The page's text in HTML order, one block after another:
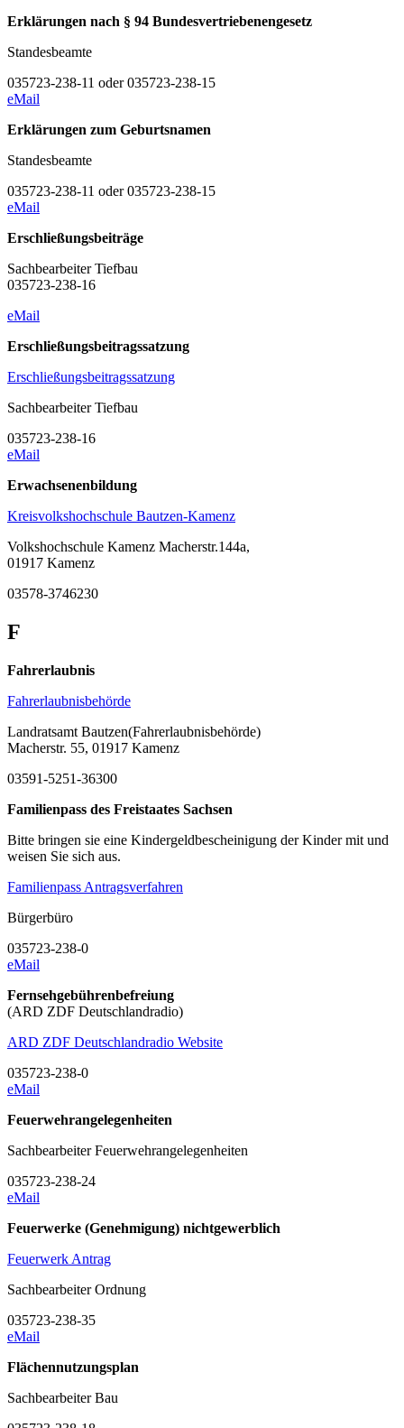
Erklärungen nach § 94 Bundesvertriebenengesetz
Standesbeamte
035723-238-11 oder 035723-238-15
eMail
Erklärungen zum Geburtsnamen
Standesbeamte
035723-238-11 oder 035723-238-15
eMail
Erschließungsbeiträge
Sachbearbeiter Tiefbau
035723-238-16
eMail
Erschließungsbeitragssatzung
Erschließungsbeitragssatzung
Sachbearbeiter Tiefbau
035723-238-16
eMail
Erwachsenenbildung
Kreisvolkshochschule Bautzen-Kamenz
Volkshochschule Kamenz Macherstr.144a,
01917 Kamenz
03578-3746230
F
Fahrerlaubnis
Fahrerlaubnisbehörde
Landratsamt Bautzen(Fahrerlaubnisbehörde)
Macherstr. 55, 01917 Kamenz
03591-5251-36300
Familienpass des Freistaates Sachsen
Bitte bringen sie eine Kindergeldbescheinigung der Kinder mit und
weisen Sie sich aus.
Familienpass Antragsverfahren
Bürgerbüro
035723-238-0
eMail
Fernsehgebührenbefreiung
(ARD ZDF Deutschlandradio)
ARD ZDF Deutschlandradio Website
035723-238-0
eMail
Feuerwehrangelegenheiten
Sachbearbeiter Feuerwehrangelegenheiten
035723-238-24
eMail
Feuerwerke (Genehmigung) nichtgewerblich
Feuerwerk Antrag
Sachbearbeiter Ordnung
035723-238-35
eMail
Flächennutzungsplan
Sachbearbeiter Bau